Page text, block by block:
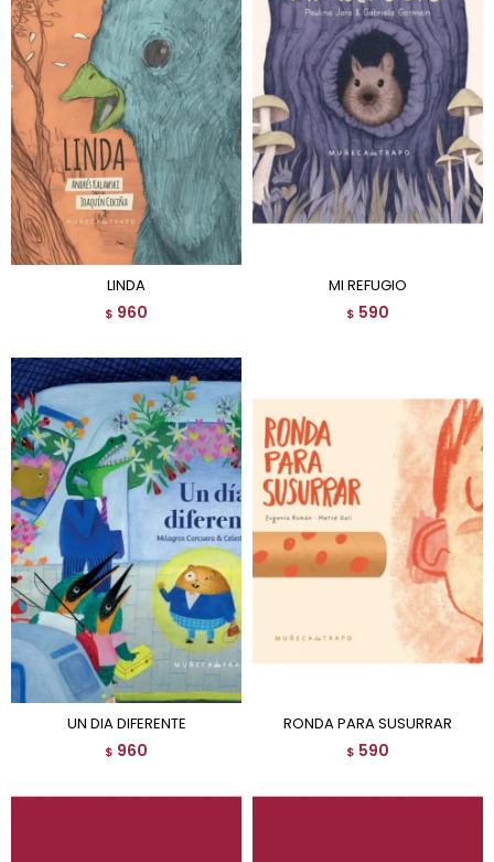
LINDA
$ 960
MI REFUGIO
$ 590
UN DIA DIFERENTE
$ 960
RONDA PARA SUSURRAR
$ 590